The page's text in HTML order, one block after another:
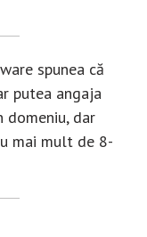
spunea că
putea angaja
dar
mai mult de 8-